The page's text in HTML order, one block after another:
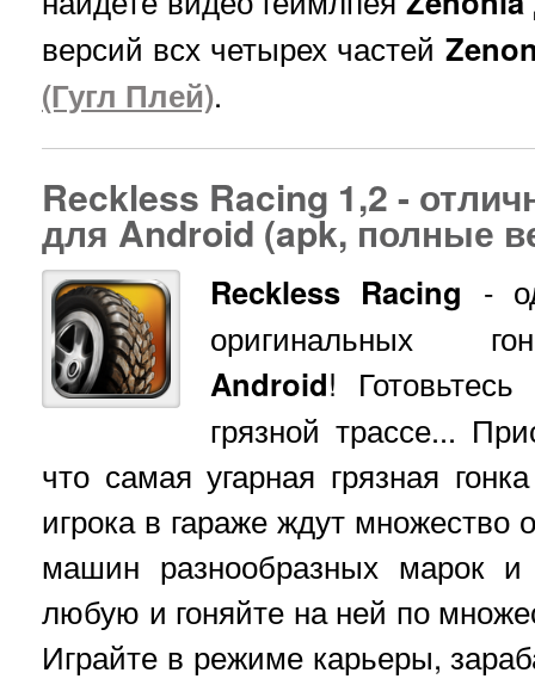
версий всх четырех частей
(Гугл Плей).
Reckless Racing 1,2 -
для Android (apk, полные
Reckless Racing -
оригинальных
Android!
грязной трассе...
что самая угарная грязная
игрока в гараже ждут множество
машин разнообразных марок и
любую и гоняйте на ней по
Играйте в режиме карьеры,